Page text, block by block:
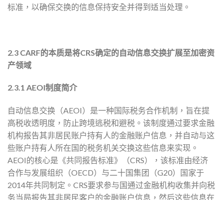
标准，以确保交换的信息保持安全并得到适当处理。
2.3 CARF的本质是将CRS确定的自动信息交换扩展至加密资
产领域
2.3.1 AEOI制度简介
自动信息交换（AEOI）是一种国际税务合作机制，旨在提
高税收透明度，防止跨境逃税和避税。该制度通过要求金融
机构报告其非居民账户持有人的金融账户信息，并自动与这
些账户持有人所在国的税务机关交换这些信息来实现。
AEOI的核心是《共同报告标准》（CRS），该标准由经济
合作与发展组织（OECD）与二十国集团（G20）国家于
2014年共同制定。CRS要求参与国通过金融机构收集并向税
务当局报告其非居民客户的金融账户信息，然后这些信息在